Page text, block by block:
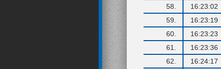
58.
16:23:02
59.
16:23:19
60.
16:23:23
61.
16:23:36
62.
16:24:17